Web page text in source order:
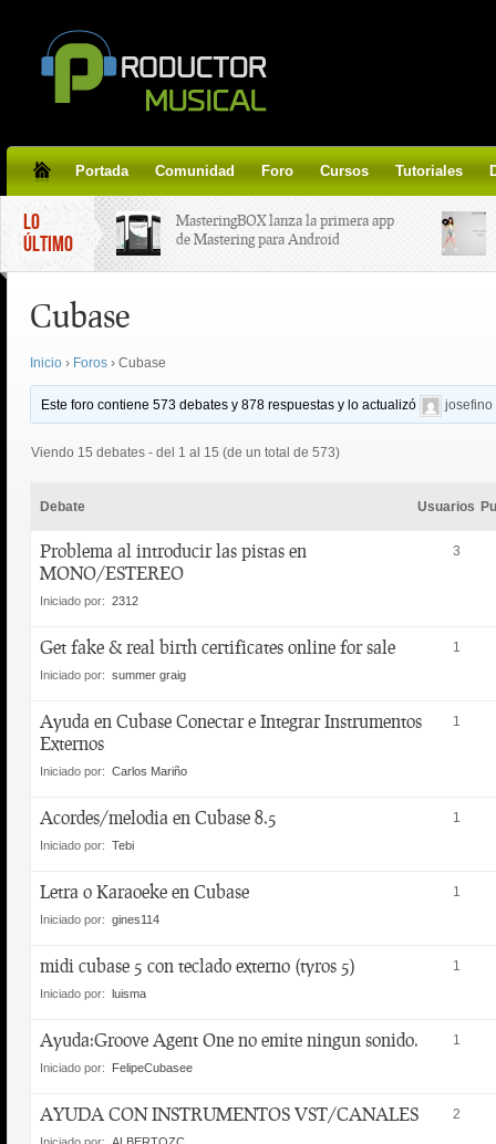
Portada Comunidad Foro Cursos Tutoriales
LO
ÚLTIMO
MasteringBOX lanza la primera app
de Mastering para Android
Korg lanza SDD-3000, el nuevo
pedal de delay.
Tutorial de CLA Effects, aprende a
Cubase
Inicio › Foros › Cubase
Este foro contiene 573 debates y 878 respuestas y lo actualizó josefino
Viendo 15 debates - del 1 al 15 (de un total de 573)
Debate Usuarios
Problema al introducir las pistas en
MONO/ESTEREO
Iniciado por: 2312
3
Get fake & real birth certificates online for sale
Iniciado por: summer graig
1
Ayuda en Cubase Conectar e Integrar Instrumentos
Externos
Iniciado por: Carlos Mariño
1
Acordes/melodia en Cubase 8.5
Iniciado por: Tebi
1
Letra o Karaoeke en Cubase
Iniciado por: gines114
1
midi cubase 5 con teclado externo (tyros 5)
Iniciado por: luisma
1
Ayuda:Groove Agent One no emite ningun sonido.
Iniciado por: FelipeCubasee
1
AYUDA CON INSTRUMENTOS VST/CANALES 2